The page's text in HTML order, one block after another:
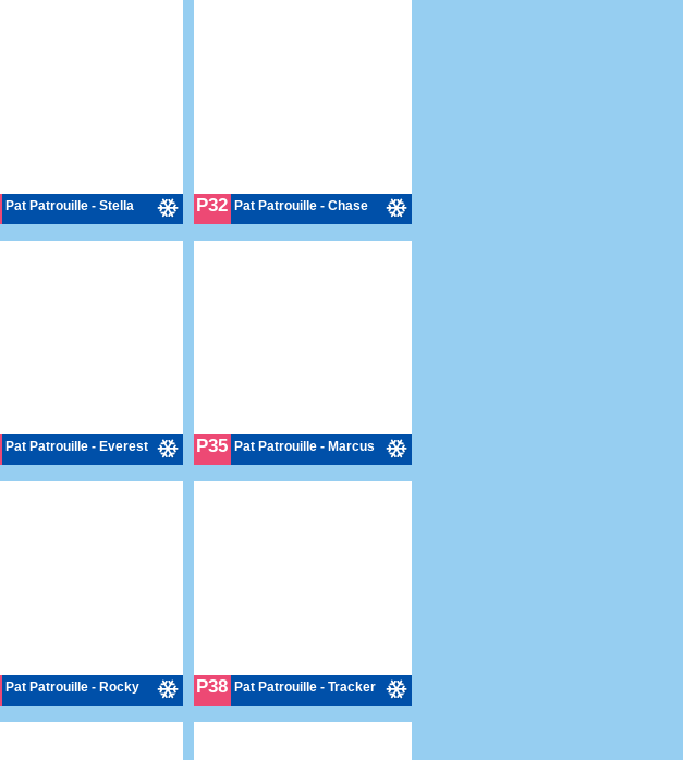
Pat Patrouille - Stella P32 Pat Patrouille - Chase
Pat Patrouille - Everest P35 Pat Patrouille - Marcus
Pat Patrouille - Rocky P38 Pat Patrouille - Tracker